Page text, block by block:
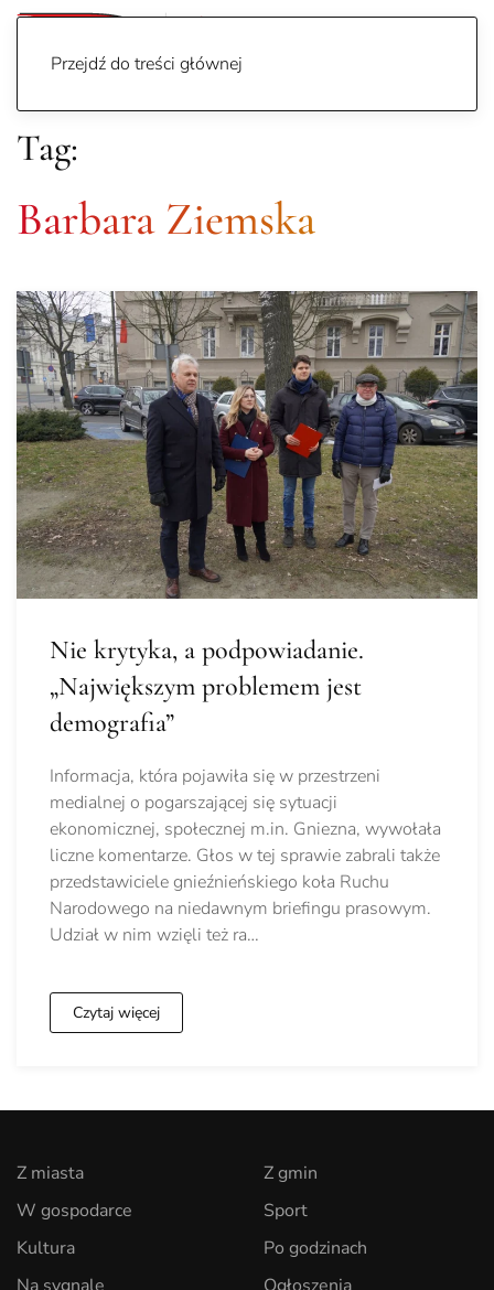
Przejdź do treści głównej
Tag:
Barbara Ziemska
Nie krytyka, a podpowiadanie.
„Największym problemem jest
demografia”
Informacja, która pojawiła się w przestrzeni
medialnej o pogarszającej się sytuacji
ekonomicznej, społecznej m.in. Gniezna, wywołała
liczne komentarze. Głos w tej sprawie zabrali także
przedstawiciele gnieźnieńskiego koła Ruchu
Narodowego na niedawnym briefingu prasowym.
Udział w nim wzięli też ra…
Czytaj więcej
Z miasta
W gospodarce
Kultura
Z gmin
Sport
Po godzinach